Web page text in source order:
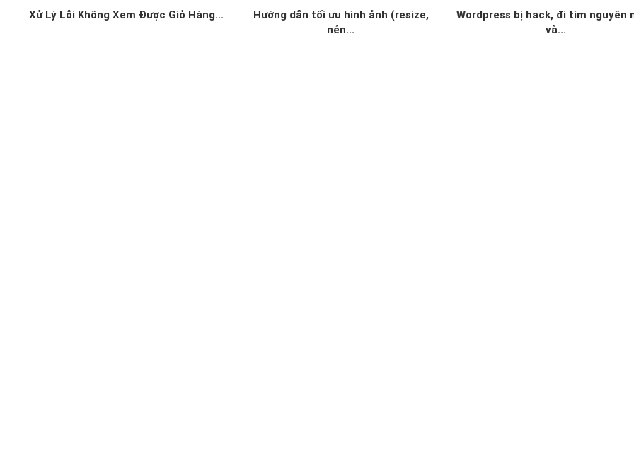
Xử Lý Lỗi Không Xem Được Giỏ Hàng...
Hướng dẫn tối ưu hình ảnh (resize,
nén...
Wordpress bị hack, đi tìm nguyên
và...